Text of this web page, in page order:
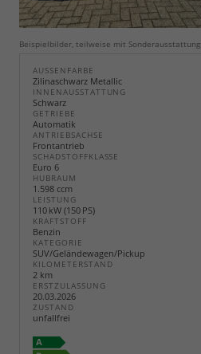
Beispielbilder, teilweise mit Sonderausstattung
AUSSENFARBE
Zilinaschwarz Metallic
INNENAUSSTATTUNG
Schwarz
GETRIEBE
Automatik
ANTRIEBSACHSE
Frontantrieb
SCHADSTOFFKLASSE
Euro 6
HUBRAUM
1.598 ccm
LEISTUNG
110 kW (150 PS)
KRAFTSTOFF
Benzin
KATEGORIE
SUV/Geländewagen/Pickup
KILOMETERSTAND
2 km
ERSTZULASSUNG
20.03.2026
ZUSTAND
unfallfrei